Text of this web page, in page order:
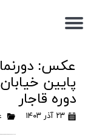
عکس:
پایین
دوره قاجار
۲۳ آذر ۱۴۰۳